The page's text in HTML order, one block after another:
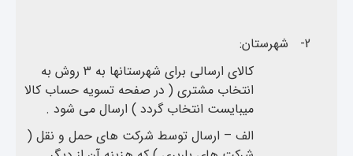
2-
شهرستان:
کالای ارسالی برای شهرستانها به 3 روش به
انتخاب مشتری ( در صفحه تسویه حساب کالا
میبایست انتخاب گردد ) ارسال می شود .
الف – ارسال توسط شرکت های حمل و نقل (